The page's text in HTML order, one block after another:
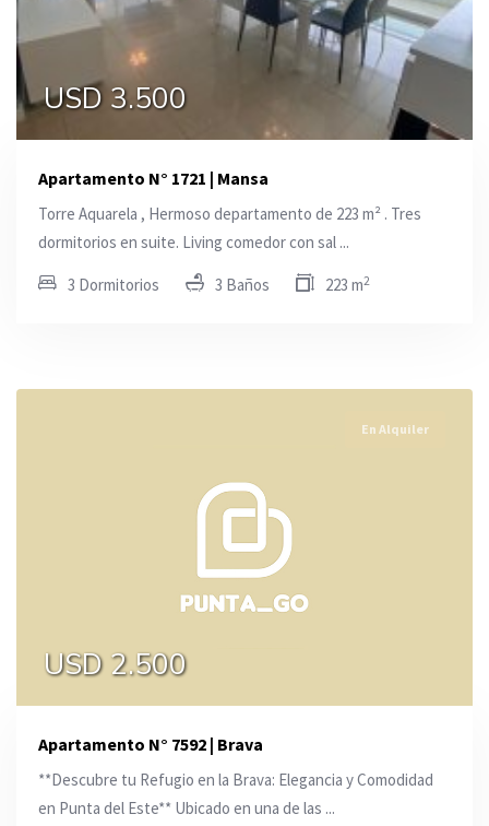
USD 3.500
Apartamento N° 1721 | Mansa
Torre Aquarela , Hermoso departamento de 223 m² . Tres
dormitorios en suite. Living comedor con sal ...
3 Dormitorios 3 Baños 223 m2
En Alquiler
USD 2.500
Apartamento N° 7592 | Brava
**Descubre tu Refugio en la Brava: Elegancia y Comodidad
en Punta del Este** Ubicado en una de las ...